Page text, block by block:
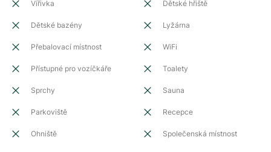
Vířivka Dětské hřiště
Dětské bazény Lyžárna
Přebalovací místnost WiFi
Přístupné pro vozíčkáře Toalety
Sprchy Sauna
Parkoviště Recepce
Ohniště Společenská místnost